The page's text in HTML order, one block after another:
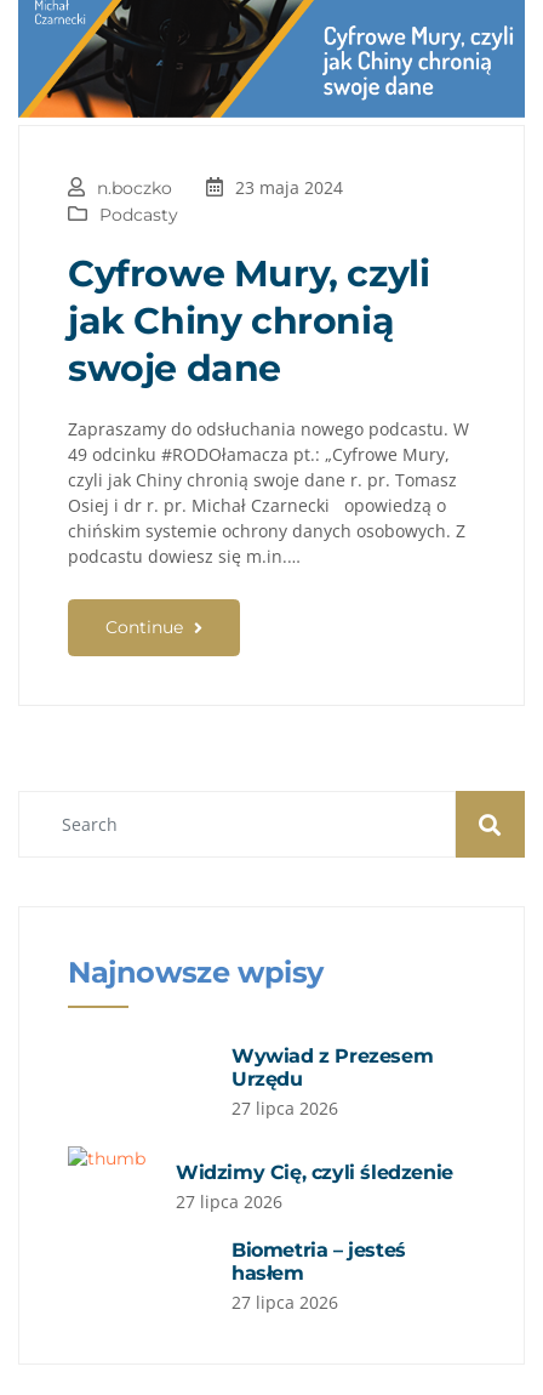
n.boczko 23 maja 2024
Podcasty
Cyfrowe Mury, czyli
jak Chiny chronią
swoje dane
Zapraszamy do odsłuchania nowego podcastu. W
49 odcinku #RODOłamacza pt.: „Cyfrowe Mury,
czyli jak Chiny chronią swoje dane r. pr. Tomasz
Osiej i dr r. pr. Michał Czarnecki opowiedzą o
chińskim systemie ochrony danych osobowych. Z
podcastu dowiesz się m.in.…
Continue
Najnowsze wpisy
Wywiad z Prezesem
Urzędu
27 lipca 2026
Widzimy Cię, czyli śledzenie
27 lipca 2026
Biometria – jesteś
hasłem
27 lipca 2026